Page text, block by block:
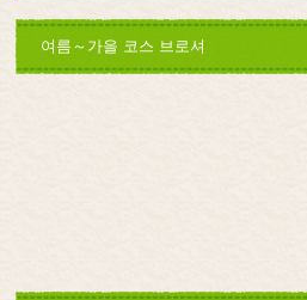
여름～가을 코스 브로셔